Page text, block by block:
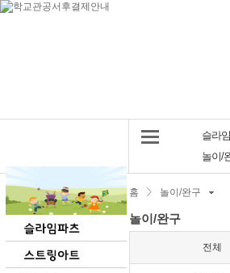
슬라
놀이/
홈 놀이/완구
놀이/완구
전체